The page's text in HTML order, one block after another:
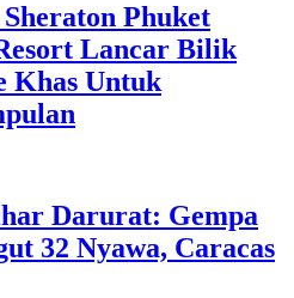
Phuket
Lancar Bilik
Khas Untuk
Darurat: Gempa
32 Nyawa, Caracas